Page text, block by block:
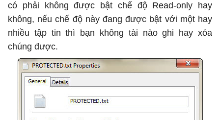
có phải không được bật chế độ Read-only hay
không, nếu chế độ này đang được bật với một hay
nhiều tập tin thì bạn không tài nào ghi hay xóa
chúng được.